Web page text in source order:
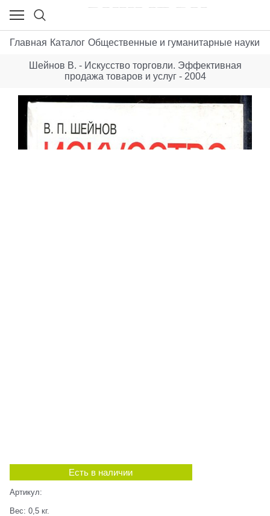
Главная Каталог Общественные и гуманитарные науки
Шейнов В. - Искусство торговли. Эффективная
продажа товаров и услуг - 2004
Есть в наличии
Артикул:
Вес: 0,5 кг.